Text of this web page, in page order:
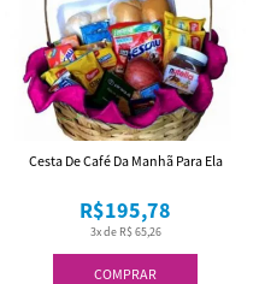
COMPRAR
3x de R$ 65,26
R$195,78
Cesta De Café Da Manhã Para Ela